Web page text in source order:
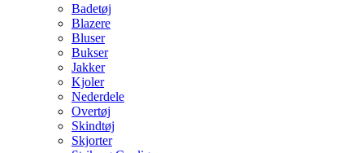
Badetøj
Blazere
Bluser
Bukser
Jakker
Kjoler
Nederdele
Overtøj
Skindtøj
Skjorter